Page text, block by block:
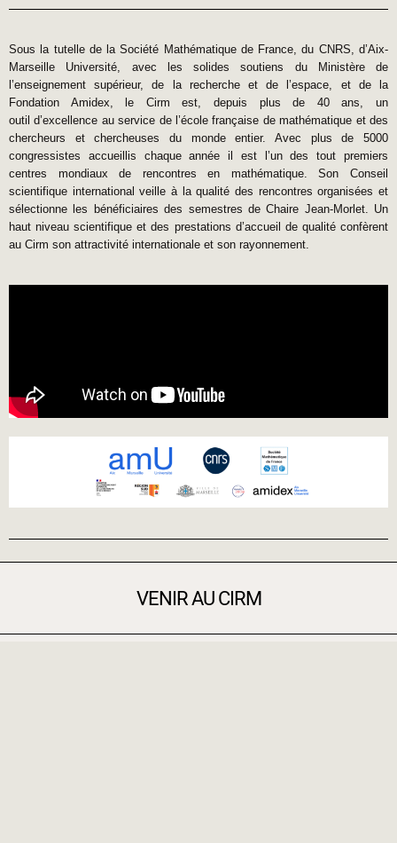
Sous la tutelle de la Société Mathématique de France, du CNRS, d’Aix-
Marseille Université, avec les solides soutiens du Ministère de
l’enseignement supérieur, de la recherche et de l’espace, et de la
Fondation Amidex, le Cirm est, depuis plus de 40 ans, un
outil d’excellence au service de l’école française de mathématique et des
chercheurs et chercheuses du monde entier. Avec plus de 5000
congressistes accueillis chaque année il est l’un des tout premiers
centres mondiaux de rencontres en mathématique. Son Conseil
scientifique international veille à la qualité des rencontres organisées et
sélectionne les bénéficiaires des semestres de Chaire Jean-Morlet. Un
haut niveau scientifique et des prestations d’accueil de qualité confèrent
au Cirm son attractivité internationale et son rayonnement.
VENIR AU CIRM